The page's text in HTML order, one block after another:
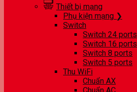
Thiết bị mạng
Phụ kiện mạng ❯
Switch
Switch 24 ports
Switch 16 ports
Switch 8 ports
Switch 5 ports
Thu WiFi
Chuẩn AX